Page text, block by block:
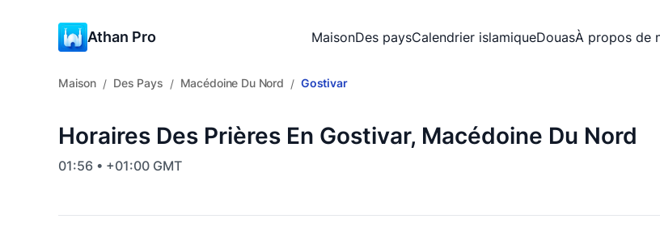
Athan Pro MaisonDes paysCalendrier islamiqueDouasÀ propos de
Maison / Des Pays / Macédoine Du Nord / Gostivar
Horaires Des Prières En Gostivar, Macédoine Du Nord
01:56 • +01:00 GMT